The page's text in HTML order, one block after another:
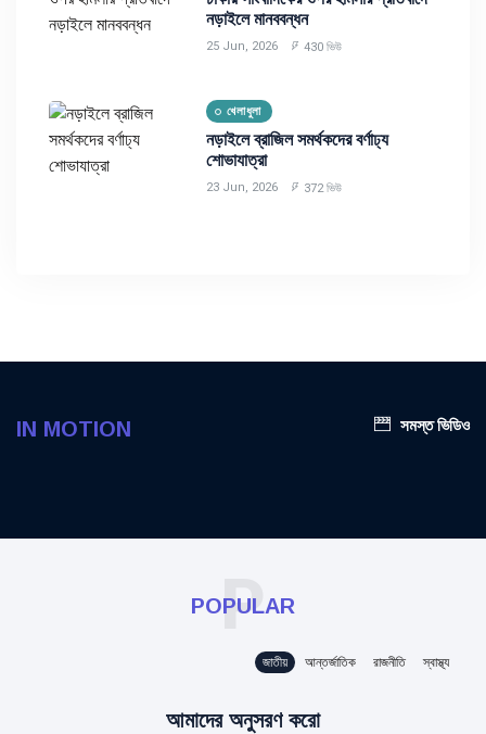
নড়াইলে মানববন্ধন
25 Jun, 2026 430 ভিউ
খেলাধুলা
নড়াইলে ব্রাজিল সমর্থকদের বর্ণাঢ্য
শোভাযাত্রা
23 Jun, 2026 372 ভিউ
IN MOTION সমস্ত ভিডিও
POPULAR
P
জাতীয় আন্তর্জাতিক রাজনীতি স্বাস্থ্য
আমাদের অনুসরণ করো